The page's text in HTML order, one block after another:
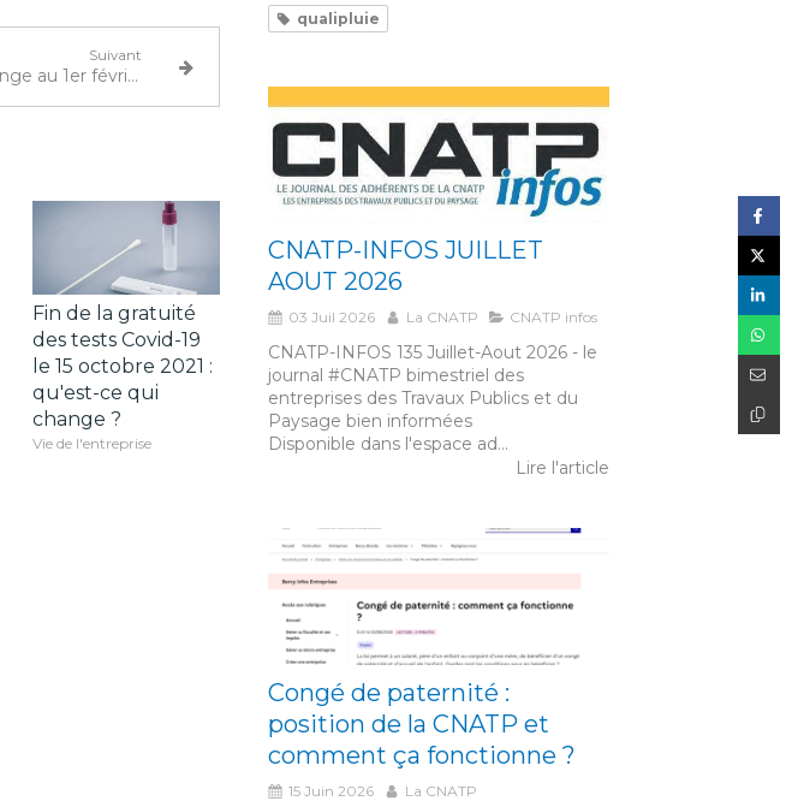
Suivant
Point sur ce qui change au 1er février 2021
Fin de la gratuité
des tests Covid-19
le 15 octobre 2021 :
qu'est-ce qui
change ?
Vie de l'entreprise
qualipluie
CNATP-INFOS JUILLET
AOUT 2026
03 Juil 2026 La CNATP CNATP infos
CNATP-INFOS 135 Juillet-Aout 2026 - le
journal #CNATP bimestriel des
entreprises des Travaux Publics et du
Paysage bien informées
Disponible dans l'espace ad...
Lire l'article
Congé de paternité :
position de la CNATP et
comment ça fonctionne ?
15 Juin 2026 La CNATP